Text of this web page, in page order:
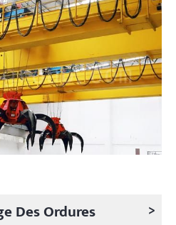
Des Ordures >